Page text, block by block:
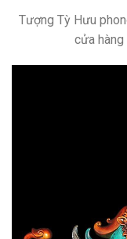
Tượng Tỳ Hưu
cửa hàng